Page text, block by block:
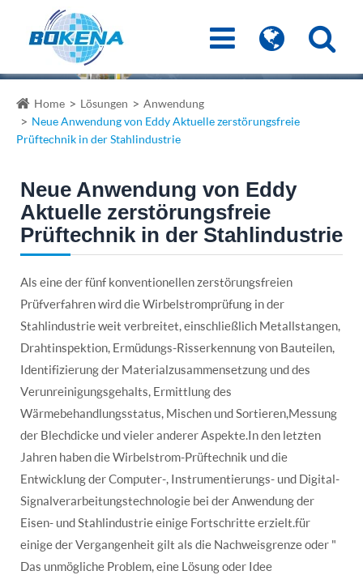
Home Lösungen
Anwendung
Neue Anwendung von Eddy Aktuelle zerstörungsfreie
Prüftechnik in der Stahlindustrie
Neue Anwendung von Eddy
Aktuelle zerstörungsfreie
Prüftechnik in der Stahlindustrie
Als eine der fünf konventionellen zerstörungsfreien
Prüfverfahren wird die Wirbelstromprüfung in der
Stahlindustrie weit verbreitet, einschließlich Metallstangen,
Drahtinspektion, Ermüdungs-Risserkennung von Bauteilen,
Identifizierung der Materialzusammensetzung und des
Verunreinigungsgehalts, Ermittlung des
Wärmebehandlungsstatus, Mischen und Sortieren,Messung
der Blechdicke und vieler anderer Aspekte.In den letzten
Jahren haben die Wirbelstrom-Prüftechnik und die
Entwicklung der Computer-, Instrumentierungs- und Digital-
Signalverarbeitungstechnologie bei der Anwendung der
Eisen- und Stahlindustrie einige Fortschritte erzielt.für
einige der Vergangenheit gilt als die Nachweisgrenze oder "
Das unmögliche Problem, eine Lösung oder Idee